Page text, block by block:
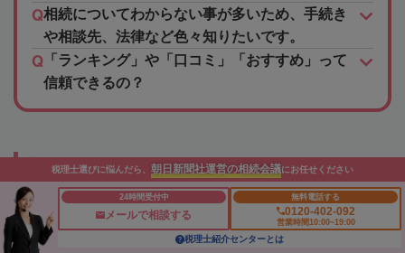
相続についてわからない事が多いため、手続き
や相談先、法律など色々知りたいです。
「ランキング」や「口コミ」「おすすめ」って
信頼できるの？
相続について知る
相続税の基礎控除
相続税の計算
税理士選びに悩んだら、 朝日新聞社運営の相続会議にお任せください
24時間受付中
メールで相談する
無料電話する
0120-402-092
営業時間10:00~19:00
税理士紹介センターとは